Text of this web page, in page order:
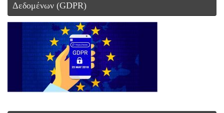
Δεδομένων (GDPR)